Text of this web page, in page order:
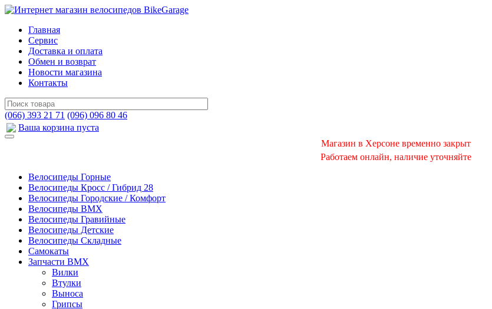
Главная
Сервис
Доставка и оплата
Обмен и возврат
Новости магазина
Контакты
(066) 393 21 71 (096) 096 80 46
Ваша корзина пуста
Магазин в Херсоне временно закрыт
Работаем онлайн, наличие уточняйте
Велосипеды Горные
Велосипеды Кросс / Гибрид 28
Велосипеды Городские / Комфорт
Велосипеды BMX
Велосипеды Гравийные
Велосипеды Детские
Велосипеды Складные
Самокаты
Запчасти BMX
Вилки
Втулки
Выноса
Грипсы